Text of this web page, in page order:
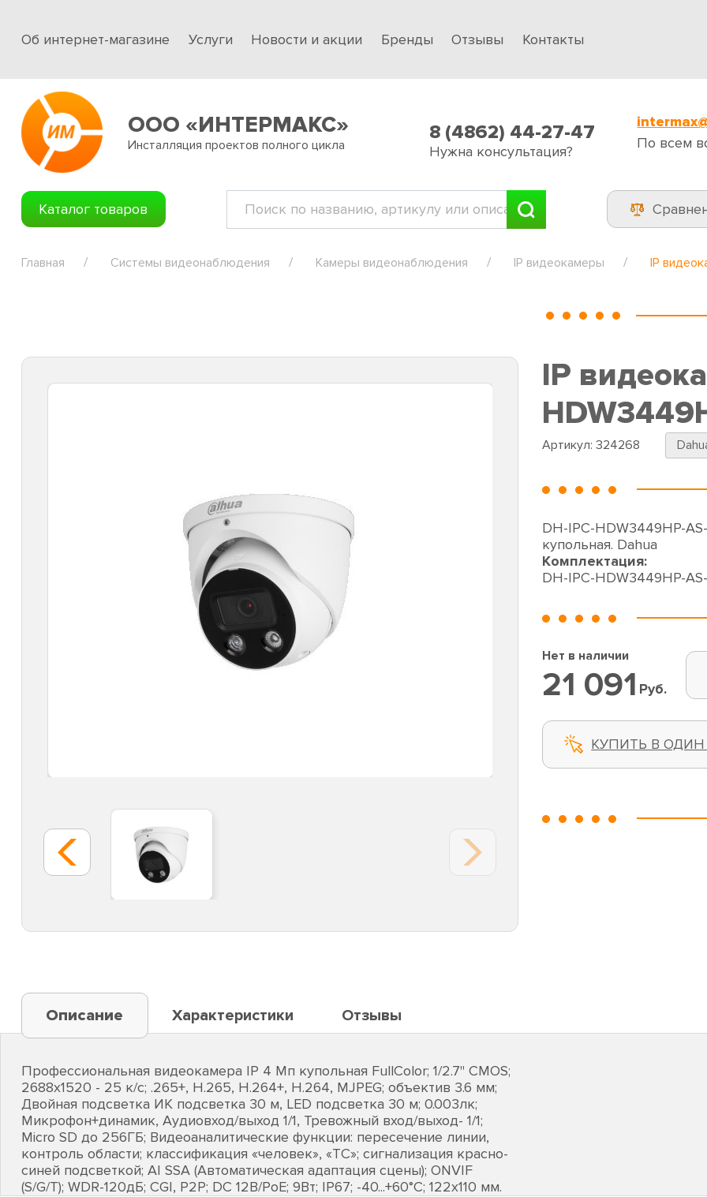
Об интернет-магазине Услуги Новости и акции Бренды Отзывы Контакты
ООО «ИНТЕРМАКС»
Инсталляция проектов полного цикла
8 (4862) 44-27-47
Нужна консультация?
По всем
Каталог товаров
Главная Системы видеонаблюдения Камеры видеонаблюдения IP видеокамеры IP
IP
Артикул: 324268
DH-IPC-HDW3449HP-
купольная. Dahua
Комплектация:
DH-IPC-HDW3449HP-
Нет в наличии
21 091 Руб.
КУПИТЬ В
Описание Характеристики Отзывы
Профессиональная видеокамера IP 4 Мп купольная FullColor; 1/2.7" CMOS;
2688х1520 - 25 к/с; .265+, H.265, H.264+, H.264, MJPEG; объектив 3.6 мм;
Двойная подсветка ИК подсветка 30 м, LED подсветка 30 м; 0.003лк;
Микрофон+динамик, Аудиовход/выход 1/1, Тревожный вход/выход- 1/1;
Micro SD до 256ГБ; Видеоаналитические функции: пересечение линии,
контроль области; классификация «человек», «ТС»; сигнализация красно-
синей подсветкой; AI SSA (Автоматическая адаптация сцены); ONVIF
(S/G/T); WDR-120дБ; CGI, P2P; DC 12В/PoE; 9Вт; IP67; -40...+60°C; 122х110 мм.